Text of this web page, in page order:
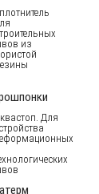
из
Для